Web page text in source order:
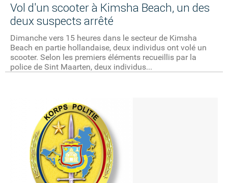
Vol d'un scooter à Kimsha Beach, un des
deux suspects arrêté
Dimanche vers 15 heures dans le secteur de Kimsha
Beach en partie hollandaise, deux individus ont volé un
scooter. Selon les premiers éléments recueillis par la
police de Sint Maarten, deux individus...